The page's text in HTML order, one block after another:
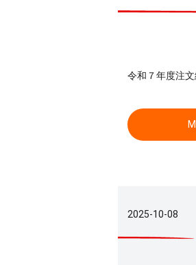
令和７年度注文
2025-10-08